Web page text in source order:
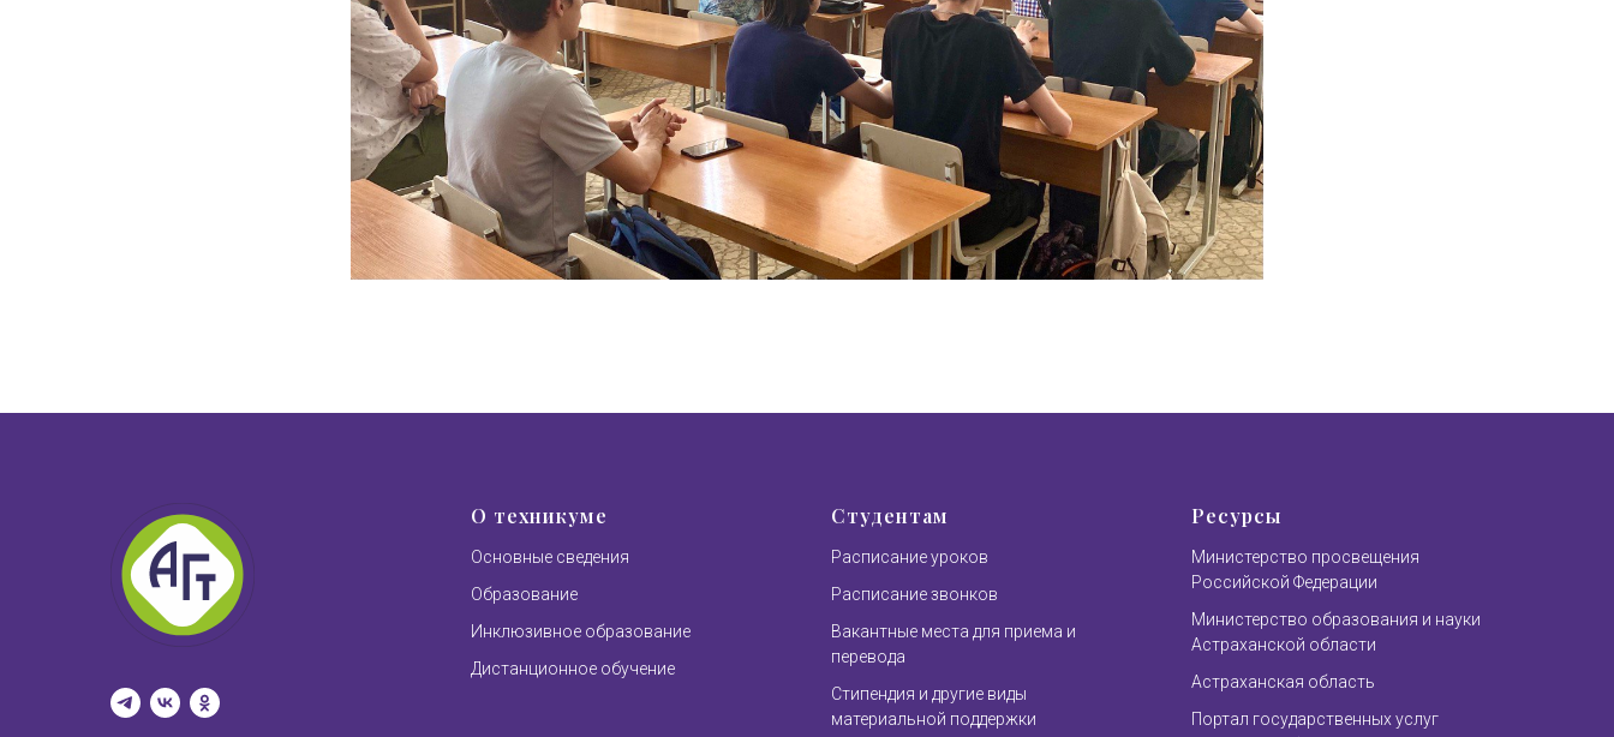
О техникуме
Основные сведения
Образование
Инклюзивное образование
Дистанционное обучение
Студентам
Расписание уроков
Расписание звонков
Вакантные места для приема и
перевода
Стипендия и другие виды
материальной поддержки
Ресурсы
Министерство просвещения
Российской Федерации
Министерство образования и науки
Астраханской области
Астраханская область
Портал государственных услуг